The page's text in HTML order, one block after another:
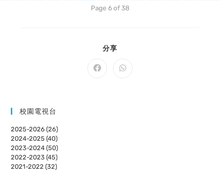
Page 6 of 38
分享
CONTENT
Opens
Opens
校園電視台
2025-2026 (26)
2024-2025 (40)
2023-2024 (50)
2022-2023 (45)
2021-2022 (32)